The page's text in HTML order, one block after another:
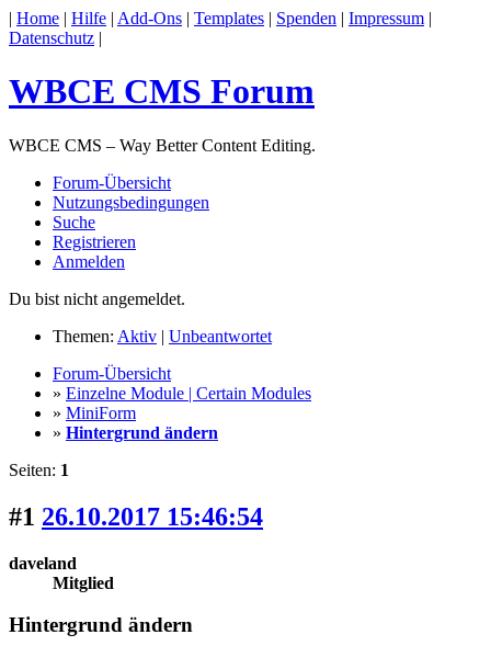
| Home | Hilfe | Add-Ons | Templates | Spenden | Impressum |
Datenschutz |
WBCE CMS Forum
WBCE CMS – Way Better Content Editing.
Forum-Übersicht
Nutzungsbedingungen
Suche
Registrieren
Anmelden
Du bist nicht angemeldet.
Themen: Aktiv | Unbeantwortet
Forum-Übersicht
» Einzelne Module | Certain Modules
» MiniForm
» Hintergrund ändern
Seiten: 1
#1 26.10.2017 15:46:54
daveland
Mitglied
Hintergrund ändern